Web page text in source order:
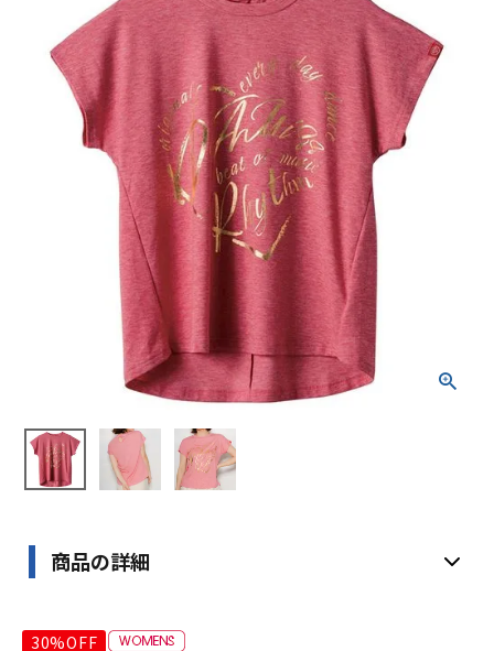
アイテムから選ぶ
ブランドから選ぶ
SALE品はこちら
INFORMATIOM
プライバシーポリシー
商品の詳細
30%OFF